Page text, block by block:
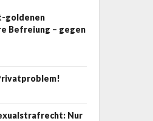
goldenen
Befreiung – gegen
Nur